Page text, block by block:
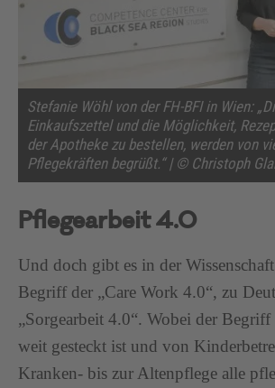
Stefanie Wöhl von der FH-BFI in Wien:
Einkaufszettel und die Möglichkeit,
der Apotheke zu bestellen, werden von
Pflegekräften begrüßt.“ | © Christoph
Pflegearbeit 4.0
Und doch gibt es in der
Begriff der „Care Work 4.0“, zu
„Sorgearbeit 4.0“. Wobei der
weit gesteckt ist und von
Kranken- bis zur Altenpflege alle